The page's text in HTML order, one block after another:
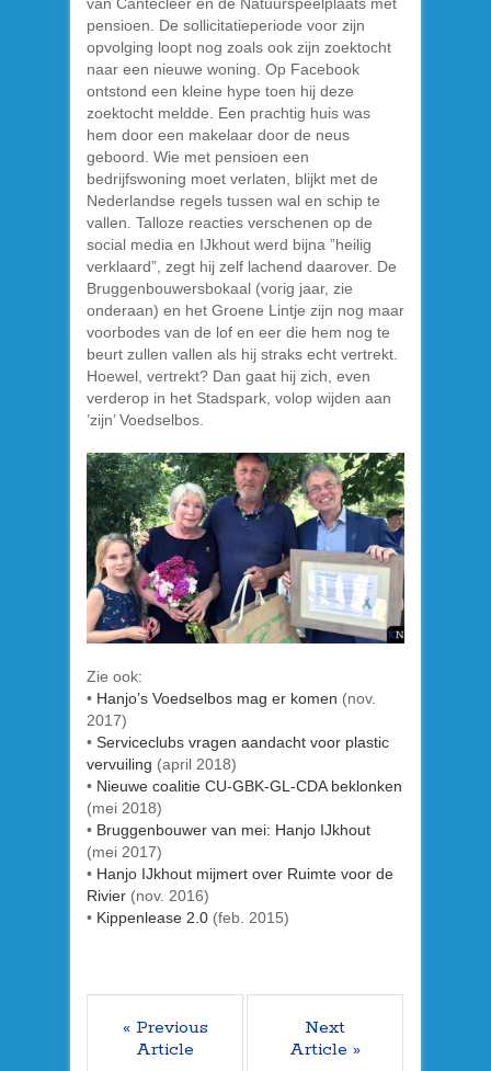
pensioen. De sollicitatieperiode voor zijn
opvolging loopt nog zoals ook zijn zoektocht
naar een nieuwe woning. Op Facebook
ontstond een kleine hype toen hij deze
zoektocht meldde. Een prachtig huis was
hem door een makelaar door de neus
geboord. Wie met pensioen een
bedrijfswoning moet verlaten, blijkt met de
Nederlandse regels tussen wal en schip te
vallen. Talloze reacties verschenen op de
social media en IJkhout werd bijna ”heilig
verklaard”, zegt hij zelf lachend daarover. De
Bruggenbouwersbokaal (vorig jaar, zie
onderaan) en het Groene Lintje zijn nog maar
voorbodes van de lof en eer die hem nog te
beurt zullen vallen als hij straks echt vertrekt.
Hoewel, vertrekt? Dan gaat hij zich, even
verderop in het Stadspark, volop wijden aan
’zijn’ Voedselbos.
Zie ook:
• Hanjo’s Voedselbos mag er komen (nov.
2017)
• Serviceclubs vragen aandacht voor plastic
vervuiling (april 2018)
• Nieuwe coalitie CU-GBK-GL-CDA beklonken
(mei 2018)
• Bruggenbouwer van mei: Hanjo IJkhout
(mei 2017)
• Hanjo IJkhout mijmert over Ruimte voor de
Rivier (nov. 2016)
• Kippenlease 2.0 (feb. 2015)
« Previous
Article
Next
Article »